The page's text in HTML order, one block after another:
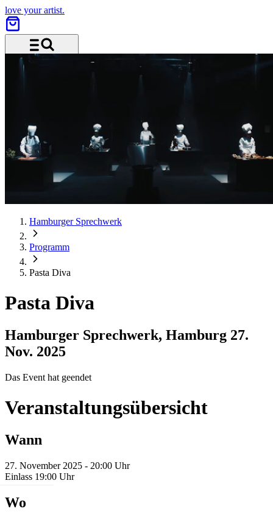
love your artist.
Menü und Suche
Hamburger Sprechwerk
Programm
Pasta Diva
Pasta Diva
Hamburger Sprechwerk, Hamburg 27.
Nov. 2025
Das Event hat geendet
Veranstaltungsübersicht
Wann
27. November 2025 - 20:00 Uhr
Einlass 19:00 Uhr
Wo